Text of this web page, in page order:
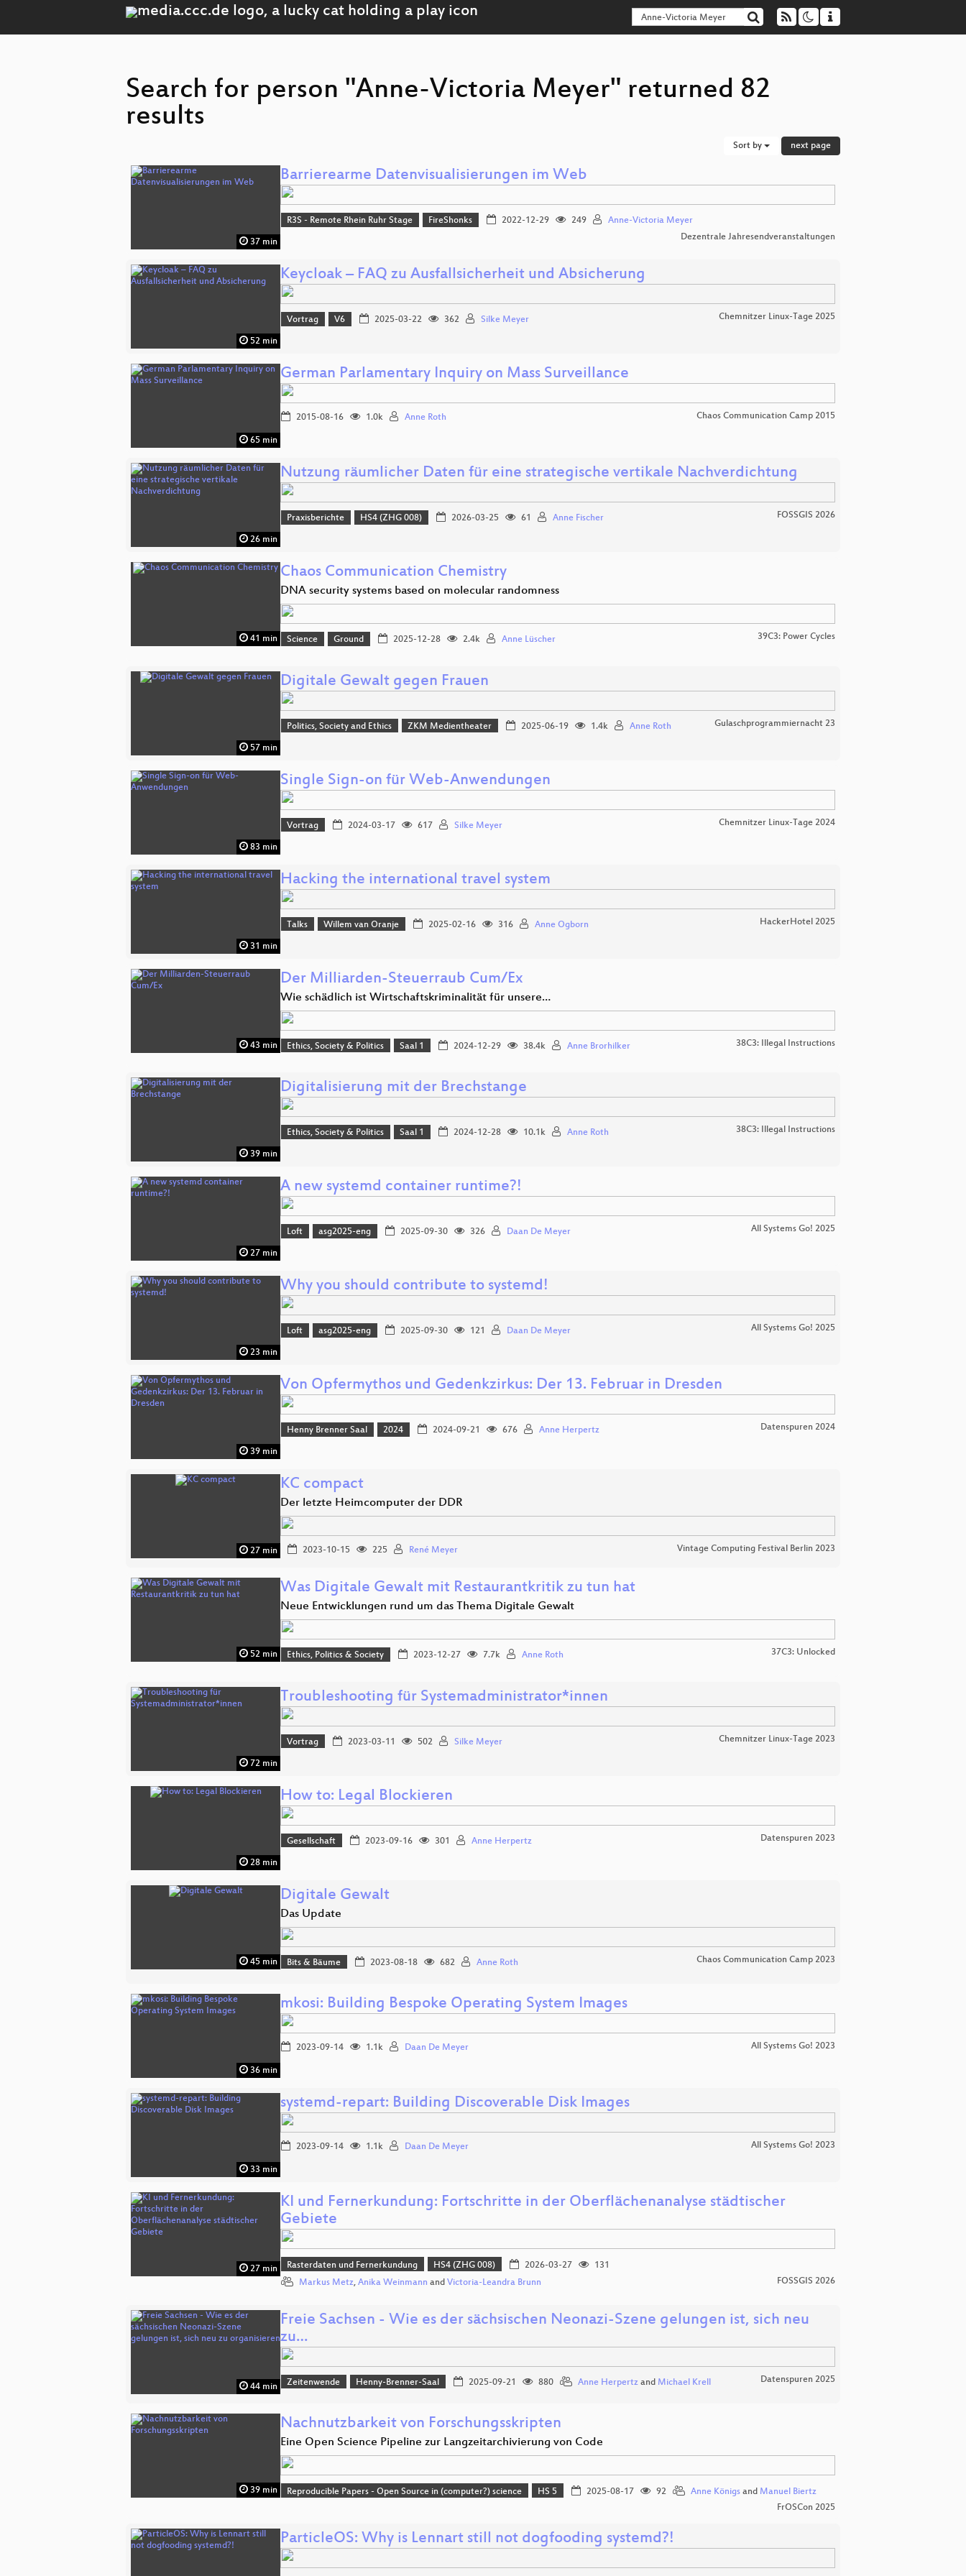
Search for person "Anne-Victoria Meyer" returned 82
results
Sort by next page
37 min
Barrierearme Datenvisualisierungen im Web
R3S - Remote Rhein Ruhr Stage FireShonks 2022-12-29 249
Anne-Victoria Meyer
Dezentrale Jahresendveranstaltungen
52 min
Keycloak – FAQ zu Ausfallsicherheit und Absicherung
Vortrag V6 2025-03-22 362 Silke Meyer Chemnitzer Linux-Tage 2025
65 min
German Parlamentary Inquiry on Mass Surveillance
2015-08-16 1.0k Anne Roth Chaos Communication Camp 2015
26 min
Nutzung räumlicher Daten für eine strategische vertikale Nachverdichtung
Praxisberichte HS4 (ZHG 008) 2026-03-25 61 Anne Fischer FOSSGIS 2026
41 min
Chaos Communication Chemistry
DNA security systems based on molecular randomness
Science Ground 2025-12-28 2.4k Anne Lüscher 39C3: Power Cycles
57 min
Digitale Gewalt gegen Frauen
Politics, Society and Ethics ZKM Medientheater 2025-06-19 1.4k Anne Roth Gulaschprogrammiernacht 23
83 min
Single Sign-on für Web-Anwendungen
Vortrag 2024-03-17 617 Silke Meyer Chemnitzer Linux-Tage 2024
31 min
Hacking the international travel system
Talks Willem van Oranje 2025-02-16 316 Anne Ogborn HackerHotel 2025
43 min
Der Milliarden-Steuerraub Cum/Ex
Wie schädlich ist Wirtschaftskriminalität für unsere…
Ethics, Society & Politics Saal 1 2024-12-29 38.4k Anne Brorhilker 38C3: Illegal Instructions
39 min
Digitalisierung mit der Brechstange
Ethics, Society & Politics Saal 1 2024-12-28 10.1k Anne Roth 38C3: Illegal Instructions
27 min
A new systemd container runtime?!
Loft asg2025-eng 2025-09-30 326 Daan De Meyer All Systems Go! 2025
23 min
Why you should contribute to systemd!
Loft asg2025-eng 2025-09-30 121 Daan De Meyer All Systems Go! 2025
39 min
Von Opfermythos und Gedenkzirkus: Der 13. Februar in Dresden
Henny Brenner Saal 2024 2024-09-21 676 Anne Herpertz Datenspuren 2024
27 min
KC compact
Der letzte Heimcomputer der DDR
2023-10-15 225 René Meyer Vintage Computing Festival Berlin 2023
52 min
Was Digitale Gewalt mit Restaurantkritik zu tun hat
Neue Entwicklungen rund um das Thema Digitale Gewalt
Ethics, Politics & Society 2023-12-27 7.7k Anne Roth 37C3: Unlocked
72 min
Troubleshooting für Systemadministrator*innen
Vortrag 2023-03-11 502 Silke Meyer Chemnitzer Linux-Tage 2023
28 min
How to: Legal Blockieren
Gesellschaft 2023-09-16 301 Anne Herpertz Datenspuren 2023
45 min
Digitale Gewalt
Das Update
Bits & Bäume 2023-08-18 682 Anne Roth Chaos Communication Camp 2023
36 min
mkosi: Building Bespoke Operating System Images
2023-09-14 1.1k Daan De Meyer All Systems Go! 2023
33 min
systemd-repart: Building Discoverable Disk Images
2023-09-14 1.1k Daan De Meyer All Systems Go! 2023
27 min
KI und Fernerkundung: Fortschritte in der Oberflächenanalyse städtischer
Gebiete
Rasterdaten und Fernerkundung HS4 (ZHG 008) 2026-03-27
131
Markus Metz, Anika Weinmann and Victoria-Leandra Brunn FOSSGIS 2026
44 min
Freie Sachsen - Wie es der sächsischen Neonazi-Szene gelungen ist, sich neu
zu…
Zeitenwende Henny-Brenner-Saal 2025-09-21 880 Anne Herpertzand Michael Krell Datenspuren 2025
39 min
Nachnutzbarkeit von Forschungsskripten
Eine Open Science Pipeline zur Langzeitarchivierung von Code
Reproducible Papers - Open Source in (computer?) science HS 5 2025-08-17 92 Anne Königsand Manuel Biertz
FrOSCon 2025
ParticleOS: Why is Lennart still not dogfooding systemd?!